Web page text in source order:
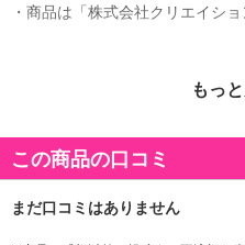
・商品は「株式会社クリエイシ
もっ
この商品の口コミ